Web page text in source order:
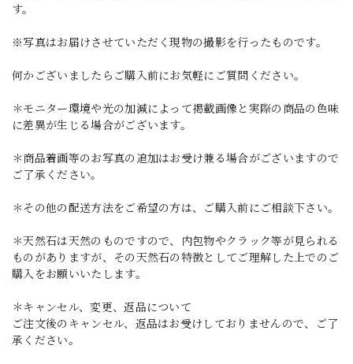
す。
※写真はお届けさせていただく現物の撮影を行ったものです。
何かございましたらご購入前にお気軽にご質問ください。
＊モニター環境や光の加減によって掲載画像と実際の商品の色味
に差異が生じる場合がございます。
＊商品着画等のお写真の追加はお受け兼る場合がございますので
ご了承ください。
＊その他の配送方法をご希望の方は、ご購入前にご相談下さい。
＊天然石は天然のものですので、内包物やクラック等が見られる
ものがありますが、その天然石の特徴としてご理解した上でのご
購入をお願いいたします。
＊キャンセル、変更、返品について
ご注文後のキャンセル、返品はお受けしておりませんので、ご了
承ください。